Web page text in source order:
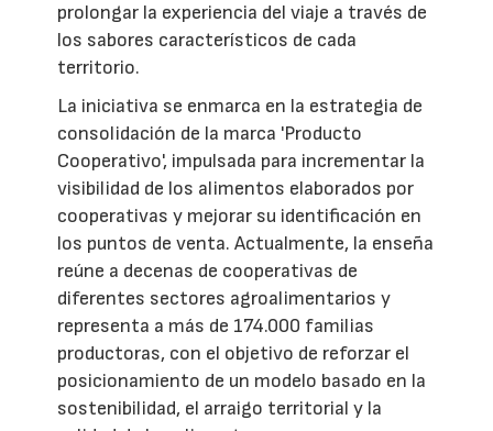
prolongar la experiencia del viaje a través de
los sabores característicos de cada
territorio.
La iniciativa se enmarca en la estrategia de
consolidación de la marca 'Producto
Cooperativo', impulsada para incrementar la
visibilidad de los alimentos elaborados por
cooperativas y mejorar su identificación en
los puntos de venta. Actualmente, la enseña
reúne a decenas de cooperativas de
diferentes sectores agroalimentarios y
representa a más de 174.000 familias
productoras, con el objetivo de reforzar el
posicionamiento de un modelo basado en la
sostenibilidad, el arraigo territorial y la